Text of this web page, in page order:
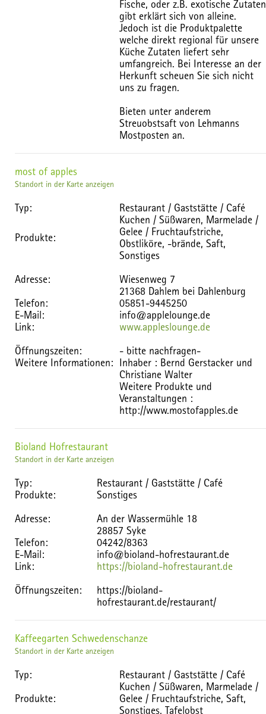
Fische, oder z.B. exotische Zutaten
gibt erklärt sich von alleine.
Jedoch ist die Produktpalette
welche direkt regional für unsere
Küche Zutaten liefert sehr
umfangreich. Bei Interesse an der
Herkunft scheuen Sie sich nicht
uns zu fragen.
Bieten unter anderem
Streuobstsaft von Lehmanns
Mostposten an.
most of apples
Standort in der Karte anzeigen
Typ: Restaurant / Gaststätte / Café
Produkte:
Kuchen / Süßwaren, Marmelade /
Gelee / Fruchtaufstriche,
Obstliköre, -brände, Saft,
Sonstiges
Adresse:
Wiesenweg 7
21368 Dahlem bei Dahlenburg
Telefon:
05851-9445250
E-Mail:
info@applelounge.de
Link:
www.appleslounge.de
Öffnungszeiten:
- bitte nachfragen-
Weitere Informationen: Inhaber : Bernd Gerstacker und
Christiane Walter
Weitere Produkte und
Veranstaltungen :
http://www.mostofapples.de
Bioland Hofrestaurant
Standort in der Karte anzeigen
Typ:
Restaurant / Gaststätte / Café
Produkte:
Sonstiges
Adresse:
An der Wassermühle 18
28857 Syke
Telefon:
04242/8363
E-Mail:
info@bioland-hofrestaurant.de
Link:
https://bioland-hofrestaurant.de
Öffnungszeiten:
https://bioland-
hofrestaurant.de/restaurant/
Kaffeegarten Schwedenschanze
Standort in der Karte anzeigen
Typ:
Restaurant / Gaststätte / Café
Produkte:
Kuchen / Süßwaren, Marmelade /
Gelee / Fruchtaufstriche, Saft,
Sonstiges, Tafelobst